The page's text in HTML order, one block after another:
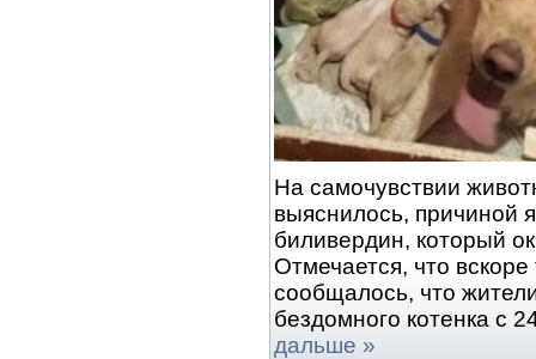
На самочувствии
выяснилось, причиной
биливердин, который
Отмечается, что
сообщалось, что
бездомного котенка с
дальше »